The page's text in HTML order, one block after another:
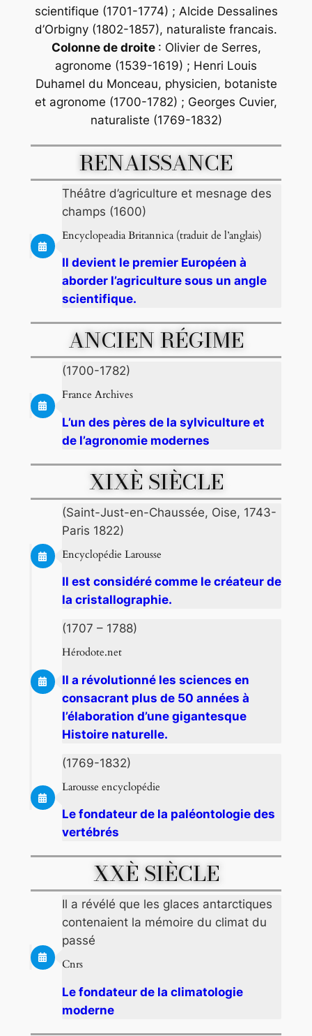
scientifique (1701-1774) ; Alcide Dessalines
d’Orbigny (1802-1857), naturaliste francais.
Colonne de droite : Olivier de Serres,
agronome (1539-1619) ; Henri Louis
Duhamel du Monceau, physicien, botaniste
et agronome (1700-1782) ; Georges Cuvier,
naturaliste (1769-1832)
RENAISSANCE
Théâtre d’agriculture et mesnage des
champs (1600)
Encyclopeadia Britannica (traduit de l’anglais)
Il devient le premier Européen à
aborder l’agriculture sous un angle
scientifique.
ANCIEN RÉGIME
(1700-1782)
France Archives
L’un des pères de la sylviculture et
de l’agronomie modernes
XIXÈ SIÈCLE
(Saint-Just-en-Chaussée, Oise, 1743-
Paris 1822)
Encyclopédie Larousse
Il est considéré comme le créateur de
la cristallographie.
(1707 – 1788)
Hérodote.net
Il a révolutionné les sciences en
consacrant plus de 50 années à
l’élaboration d’une gigantesque
Histoire naturelle.
(1769-1832)
Larousse encyclopédie
Le fondateur de la paléontologie des
vertébrés
XXÈ SIÈCLE
Il a révélé que les glaces antarctiques
contenaient la mémoire du climat du
passé
Cnrs
Le fondateur de la climatologie
moderne